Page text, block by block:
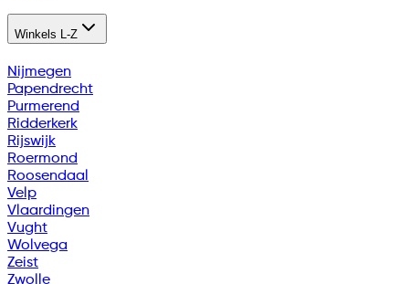
Winkels L-Z
Nijmegen
Papendrecht
Purmerend
Ridderkerk
Rijswijk
Roermond
Roosendaal
Velp
Vlaardingen
Vught
Wolvega
Zeist
Zwolle